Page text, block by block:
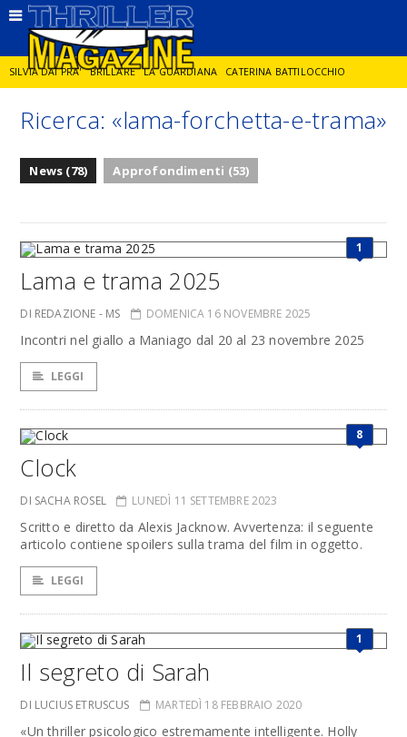
SILVIA DAI PRA' BRILLARE LA GUARDIANA CATERINA BATTILOCCHIO
JORGE DIAZ LA SPIA DELITTO IN CORNICE GIANCARLO DE CATALDO
Ricerca: «lama-forchetta-e-trama»
News (78) Approfondimenti (53)
1
Lama e trama 2025
DI REDAZIONE - MS DOMENICA 16 NOVEMBRE 2025
Incontri nel giallo a Maniago dal 20 al 23 novembre 2025
LEGGI
8
Clock
DI SACHA ROSEL LUNEDÌ 11 SETTEMBRE 2023
Scritto e diretto da Alexis Jacknow. Avvertenza: il seguente
articolo contiene spoilers sulla trama del film in oggetto.
LEGGI
1
Il segreto di Sarah
DI LUCIUS ETRUSCUS MARTEDÌ 18 FEBBRAIO 2020
«Un thriller psicologico estremamente intelligente. Holly